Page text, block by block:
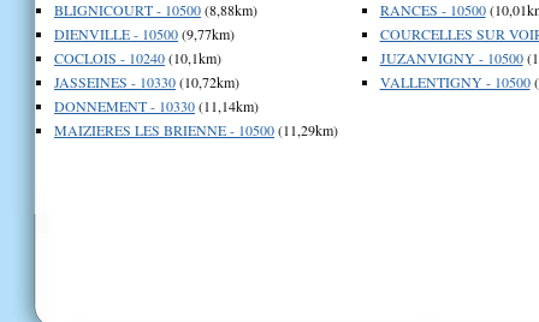
BLIGNICOURT - 10500(8,88km)
DIENVILLE - 10500(9,77km)
COCLOIS - 10240(10,1km)
JASSEINES - 10330(10,72km)
DONNEMENT - 10330(11,14km)
MAIZIERES LES BRIENNE - 10500(11,29km)
RANCES - 10500
COURCELLES SUR
JUZANVIGNY - 10500
VALLENTIGNY - 10500